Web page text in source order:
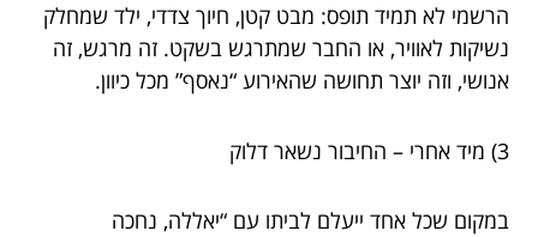
הרשמי לא תמיד תופס: מבט קטן, חיוך צדדי, ילד שמחלק
נשיקות לאוויר, או החבר שמתרגש בשקט. זה מרגש, זה
אנושי, וזה יוצר תחושה שהאירוע “נאסף” מכל כיוון.
3) מיד אחרי – החיבור נשאר דלוק
במקום שכל אחד ייעלם לביתו עם “יאללה, נחכה